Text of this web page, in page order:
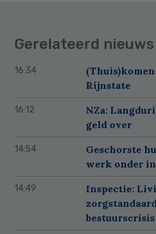
Gerelateerd nieuws
16:34
Rijnstate
16:12
NZa:
geld over
14:54
Geschorste
werk onder
14:49
Inspectie:
bestuurscrisis